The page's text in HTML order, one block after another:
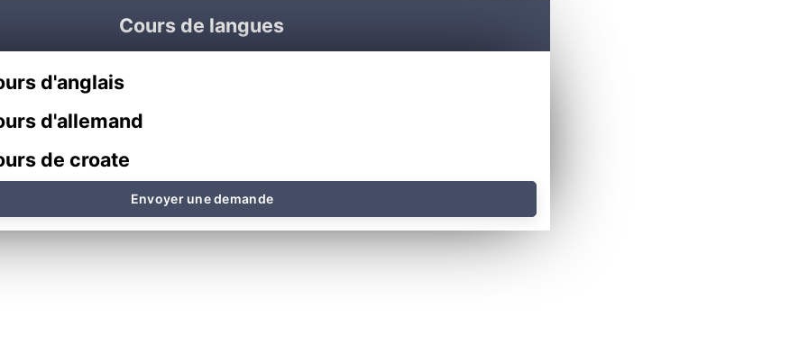
Cours de langues
d'anglais
d'allemand
de croate
Envoyer une demande